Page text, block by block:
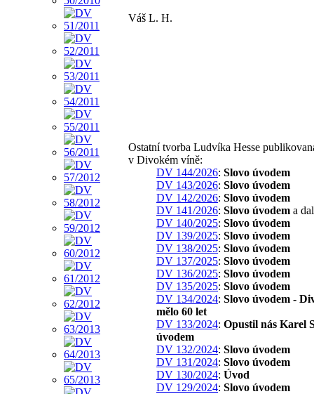
Váš L. H.
Ostatní tvorba Ludvíka Hesse
v Divokém víně:
DV 144/2026: Slovo úvodem
DV 143/2026: Slovo úvodem
DV 142/2026: Slovo úvodem
DV 141/2026: Slovo úvodem a
DV 140/2025: Slovo úvodem
DV 139/2025: Slovo úvodem
DV 138/2025: Slovo úvodem
DV 137/2025: Slovo úvodem
DV 136/2025: Slovo úvodem
DV 135/2025: Slovo úvodem
DV 134/2024: Slovo úvodem -
mělo 60 let
DV 133/2024: Opustil nás Karel
úvodem
DV 132/2024: Slovo úvodem
DV 131/2024: Slovo úvodem
DV 130/2024: Úvod
DV 129/2024: Slovo úvodem